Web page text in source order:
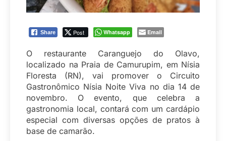
Share Post Whatsapp Email
O restaurante Caranguejo do Olavo,
localizado na Praia de Camurupim, em Nísia
Floresta (RN), vai promover o Circuito
Gastronômico Nísia Noite Viva no dia 14 de
novembro. O evento, que celebra a
gastronomia local, contará com um cardápio
especial com diversas opções de pratos à
base de camarão.